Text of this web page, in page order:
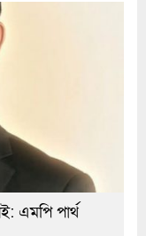
এমপি পার্থ